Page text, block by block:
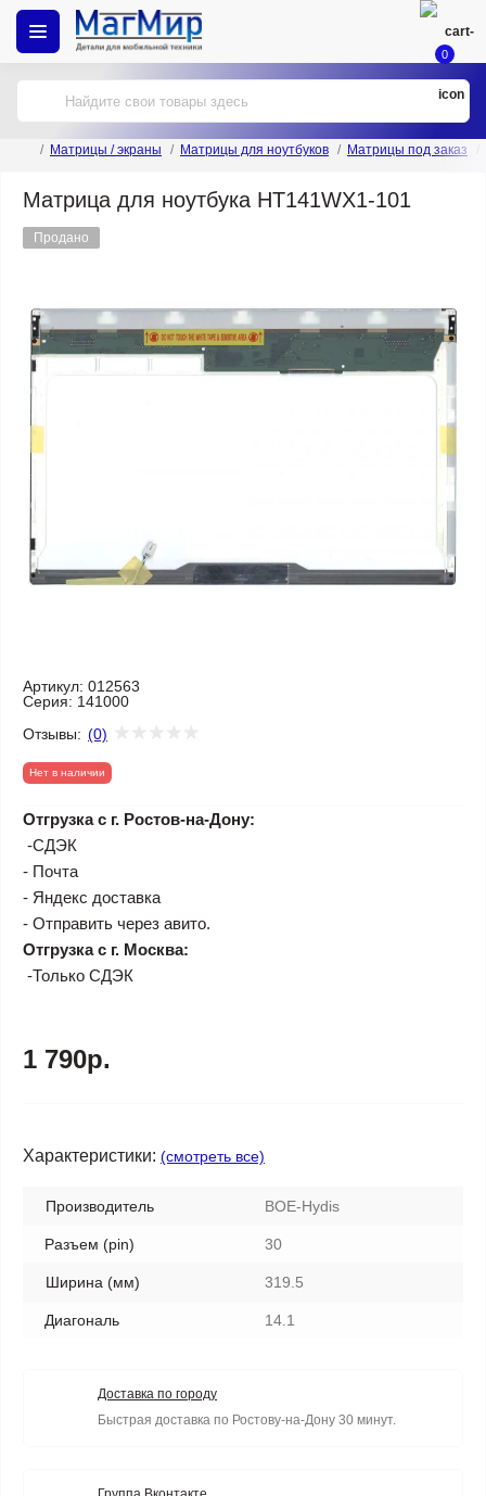
0
Матрицы / экраны Матрицы для ноутбуков Матрицы под заказ
Матрица для ноутбука HT141WX1-101
Продано
Артикул: 012563
Серия: 141000
Отзывы: (0)
Нет в наличии
Отгрузка с г. Ростов-на-Дону:
-СДЭК
- Почта
- Яндекс доставка
- Отправить через авито.
Отгрузка с г. Москва:
-Только СДЭК
1 790р.
Характеристики: (смотреть все)
Производитель BOE-Hydis
Разъем (pin) 30
Ширина (мм) 319.5
Диагональ 14.1
Доставка по городу
Быстрая доставка по Ростову-на-Дону 30 минут.